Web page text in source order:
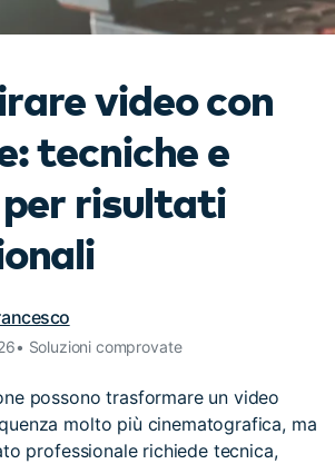
video con
tecniche e
risultati
Soluzioni comprovate
possono trasformare un video
molto più cinematografica, ma
professionale richiede tecnica,